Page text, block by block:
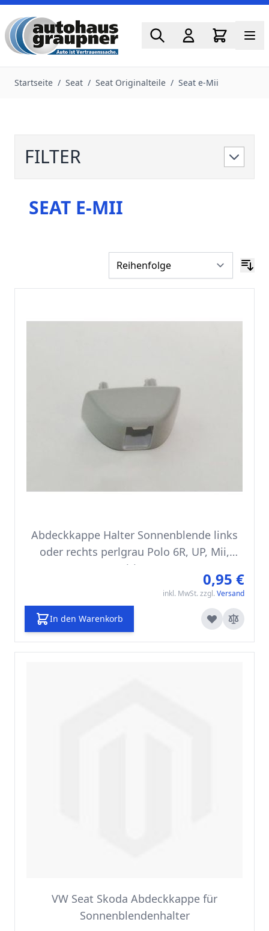
Zum Inhalt springen
Startseite / Seat / Seat Originalteile / Seat e-Mii
FILTER
SEAT E-MII
Abdeckkappe Halter Sonnenblende links
oder rechts perlgrau Polo 6R, UP, Mii,
Citigo
0,95 €
inkl. MwSt. zzgl. Versand
In den Warenkorb
VW Seat Skoda Abdeckkappe für
Sonnenblendenhalter